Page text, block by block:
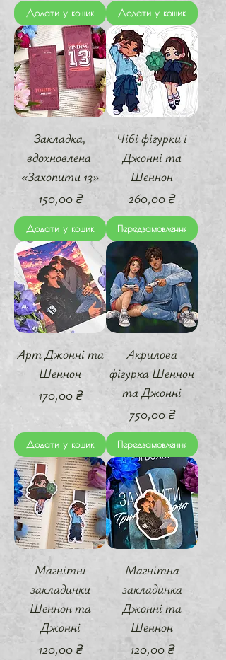
Додати у кошик Додати у кошик
Закладка,
вдохновлена ​​
«Захопити 13»
Ціна
150,00 ₴
Додати у кошик
Чібі фігурки і
Джонні та
Шеннон
Ціна
260,00 ₴
Передзамовлення
Арт Джонні та
Шеннон
Ціна
170,00 ₴
Додати у кошик
Акрилова
фігурка Шеннон
та Джонні
Ціна
750,00 ₴
Передзамовлення
Магнітні
закладинки
Шеннон та
Джонні
Ціна
120,00 ₴
Магнітна
закладинка
Джонні та
Шеннон
Ціна
120,00 ₴